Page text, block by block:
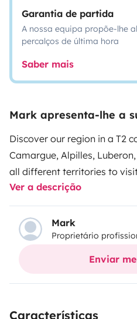
Garantia de partida
A nossa equipa propõe-lhe
percalços de última hora
Saber mais
Mark apresenta-lhe a
Discover our region in a T2
Camargue, Alpilles,
all different territories to
blue of the lavender fields to
explore the South of France
be your home for your
people. The combi van has
people and another bed for
the combi van you will find
Ver a descrição
Mark
Proprietário
Enviar
Características